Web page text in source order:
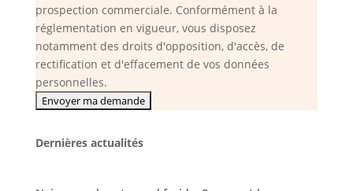
prospection commerciale. Conformément à la
réglementation en vigueur, vous disposez
notamment des droits d'opposition, d'accès, de
rectification et d'effacement de vos données
personnelles.
Dernières actualités